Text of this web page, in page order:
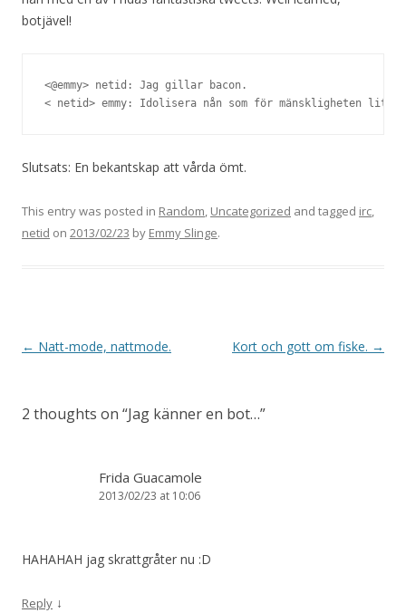
botjävel!
<@emmy> netid: Jag gillar bacon.
< netid> emmy: Idolisera nån som för mänskligheten
Slutsats: En bekantskap att vårda ömt.
This entry was posted in Random, Uncategorized and tagged irc,
netid on 2013/02/23 by Emmy Slinge.
Post
← Natt-mode, nattmode. Kort och gott om fiske. →
2 thoughts on “Jag känner en bot…”
Frida Guacamole
2013/02/23 at 10:06
HAHAHAH jag skrattgråter nu :D
Reply ↓